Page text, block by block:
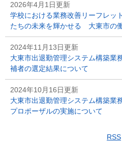
2026年4月1日更新
学校における業務改善リーフレ
たちの未来を輝かせる 大東市の
2024年11月13日更新
大東市出退勤管理システム構築業
補者の選定結果について
2024年10月16日更新
大東市出退勤管理システム構築業
プロポーザルの実施について
RSS